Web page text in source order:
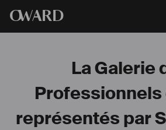
OWARD
La Galerie
Professionnels
représentés par